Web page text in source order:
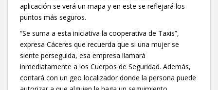
aplicación se verá un mapa y en este se reflejará los
puntos más seguros.
“Se suma a esta iniciativa la cooperativa de Taxis”,
expresa Cáceres que recuerda que si una mujer se
siente perseguida, esa empresa llamará
inmediatamente a los Cuerpos de Seguridad. Además,
contará con un geo localizador donde la persona puede